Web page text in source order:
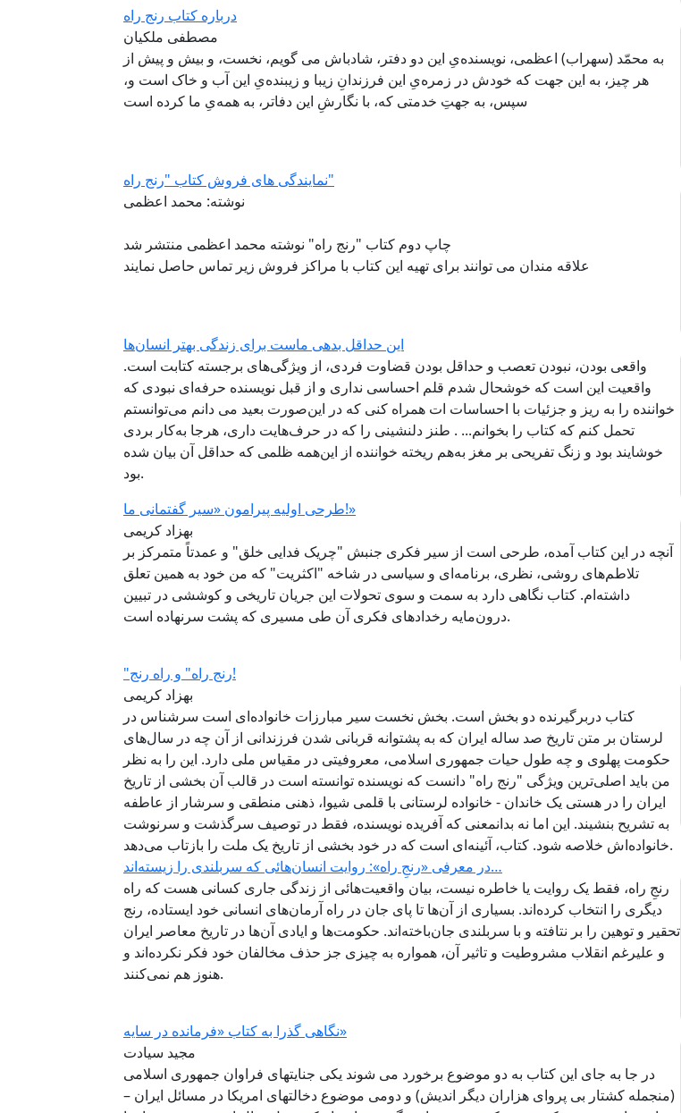
درباره کتاب رنج راه
مصطفی ملکیان
به محمّد (سهراب) اعظمی، نویسنده‌یِ این دو دفتر، شادباش می گویم، نخست، و بیش و پیش از
هر چیز، به این جهت که خودش در زمره‌یِ این فرزندانِ زیبا و زیبنده‌یِ این آب و خاک است و،
سپس، به جهتِ خدمتی که، با نگارشِ این دفاتر، به همه‌یِ ما کرده است
نمایندگی های فروش کتاب "رنج راه"
نوشته: محمد اعظمی
چاپ دوم کتاب "رنج راه" نوشته محمد اعظمی منتشر شد
علاقه مندان می توانند برای تهیه این کتاب با مراکز فروش زیر تماس حاصل نمایند
این حداقل بدهی ماست برای زندگی بهتر انسان‌ها
واقعی بودن، نبودن تعصب و حداقل بودن قضاوت فردی، از ویژگی‌های برجسته کتابت است.
واقعیت این است که خوشحال شدم قلم احساسی نداری و از قبل نویسنده حرفه‌ای نبودی که
خواننده را به ریز و جزئیات با احساسات ات همراه کنی که در این‌صورت بعید می دانم می‌توانستم
تحمل کنم که کتاب را بخوانم... . طنز دلنشینی را که در حرف‌هایت داری، هرجا به‌کار بردی
خوشایند بود و زنگ تفریحی بر مغز به‌هم ریخته خواننده از این‌همه ظلمی که حداقل آن بیان شده
بود.
طرحی اولیه پیرامون «سیر گفتمانی ما!»
بهزاد کریمی
آنچه در این کتاب آمده، طرحی است از سیر فکری جنبش "چریک فدایی خلق" و عمدتاً متمرکز بر
تلاطم‌های روشی، نظری، برنامه‌ای‌ و سیاسی در شاخه "اکثریت" که من خود به همین تعلق
داشته‌ام. کتاب نگاهی دارد به سمت و سوی تحولات این جریان تاریخی و کوششی در تبیین
درون‌مایه رخدادهای فکری آن طی مسیری که پشت سرنهاده است.
"رنج راه" و راه رنج!
بهزاد کریمی
کتاب دربرگیرنده دو بخش است. بخش نخست سیر مبارزات خانواده‌ای است سرشناس در
لرستان بر متن تاریخ صد ساله ایران که به پشتوانه قربانی شدن فرزندانی از آن چه در سال‌های
حکومت پهلوی و چه طول حیات جمهوری اسلامی، معروفیتی در مقیاس ملی دارد. این را به نظر
من باید اصلی‌ترین ویژگی "رنج راه" دانست که نویسنده توانسته است در قالب آن بخشی از تاریخ
ایران را در هستی یک خاندان - خانواده لرستانی با قلمی شیوا، ذهنی منطقی و سرشار از عاطفه
به تشریح بنشیند. این اما نه بدانمعنی که آفریده نویسنده، فقط در توصیف سرگذشت و سرنوشت
خانواده‌اش خلاصه ‌شود. کتاب، آئینه‌ای است که در خود بخشی از تاریخ یک ملت را بازتاب می‌دهد.
در معرفی «رنجِ راه»: روایت انسان‌هائی که سربلندی را زیسته‌اند…
رنجِ راه، فقط یک روایت یا خاطره نیست، بیان واقعیت‌هائی از زندگی جاری کسانی هست که راه
دیگری را‌ انتخاب کرده‌اند. بسیاری از آن‌ها تا پای جان در راه آرمان‌های انسانی خود ایستاده، رنج
تحقیر و توهین را بر نتافته و با سربلندی جان‌باخته‌اند. حکومت‌ها و ایادی آن‌ها در تاریخ معاصر ایران
و علیرغم انقلاب مشروطیت و تاثیر آن، همواره به چیزی جز حذف مخالفان خود فکر نکرده‌اند و
هنوز هم نمی‌کنند.
نگاهی گذرا به کتاب «فرمانده در سایه»
مجید سیادت
در جا به جای این کتاب به دو موضوع برخورد می شوند یکی جنایتهای فراوان جمهوری اسلامی
(منجمله کشتار بی پروای هزاران دیگر اندیش) و دومی موضوع دخالتهای امریکا در مسائل ایران –